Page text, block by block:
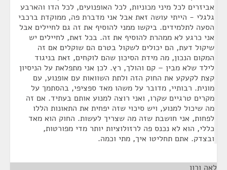
אביזרים לכל מיני מכוניות, לכל האופנועים, לכל הדו והארבע
גלגלי - הייתי עושה זאת אבל אני מדברת פה, ממוקדת ברכבי
הסעה לתלמידים. ביקשו ממני להוסיף את זה גם לחיילים אבל
אני כרגע לא ממהרת להוסיף את זה. בכל זאת, לחיילים יש
שיקול דעת, הם יכולים לשקול בטרם הם שוקלים אם זה
המקום הנכון, מה מידת הסיכון שהם לוקחים, זאת בניגוד
לילד שלא מבין – קם והולך, רץ. לכן אני מתפלאת על הניסיון
קצת לקעקע את החוק הזה ולתת השוואות עם אופנוע, עם
מונית. רבותיי, מדובר על משהו מאד ספציפי, בהסתמך על
מקרים טרגיים שקרו, ואני רוצה למנוע אותם בעתיד. אם זה
מה שיכול למנוע, ויש סיכוי שזה יפחית את התאונות הללו
לפחות, אני חושבת שזה מה שצריך לעשות. החוק הוא מאד
כללי, הוא לא נכנס פה לרזולוציות יותר מדי מפורטות,
ובצדק. אתם תחליטו איך, מתי וכמה.
לאה ורון